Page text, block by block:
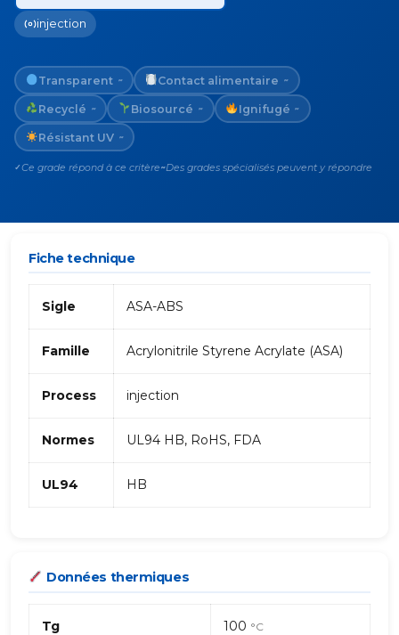
injection
Transparent ~ Contact alimentaire ~
Recyclé ~ Biosourcé ~ Ignifugé ~
Résistant UV ~
✓ Ce grade répond à ce critère ~Des grades spécialisés peuvent y répondre
Fiche technique
Sigle ASA-ABS
Famille Acrylonitrile Styrene Acrylate (ASA)
Process injection
Normes UL94 HB, RoHS, FDA
UL94 HB
Données thermiques
Tg 100 °C